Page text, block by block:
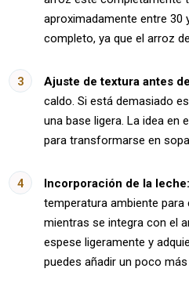
aproximadamente entre 30
completo, ya que el arroz
Ajuste de textura antes
caldo. Si está demasiado
una base ligera. La idea en
para transformarse en
Incorporación de la leche:
temperatura ambiente
mientras se integra con el
espese ligeramente y
puedes añadir un poco